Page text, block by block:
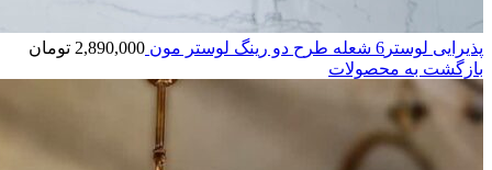
پذیرایی لوستر6 شعله طرح دو رینگ لوستر مون 2,890,000 تومان
بازگشت به محصولات